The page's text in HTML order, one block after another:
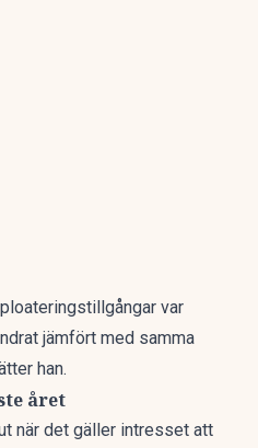
var
jämfört med samma
han.
året
när det gäller intresset att